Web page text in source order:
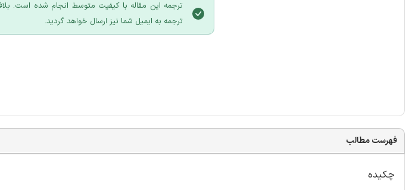
ترجمه این مقاله با کیفیت متوسط انجام شده است.
ترجمه به ایمیل شما نیز ارسال خواهد گردید.
فهرست مطالب
چکیده